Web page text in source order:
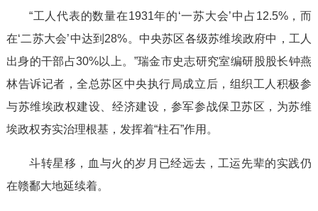
“工人代表的数量在1931年的‘一苏大会’中占12.5%，而
在‘二苏大会’中达到28%。中央苏区各级苏维埃政府中，工人
出身的干部占30%以上。”瑞金市史志研究室编研股股长钟燕
林告诉记者，全总苏区中央执行局成立后，组织工人积极参
与苏维埃政权建设、经济建设，参军参战保卫苏区，为苏维
埃政权夯实治理根基，发挥着“柱石”作用。
斗转星移，血与火的岁月已经远去，工运先辈的实践仍
在赣鄱大地延续着。